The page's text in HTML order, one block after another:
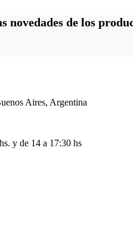
novedades de los
Aires, Argentina
y de 14 a 17:30 hs